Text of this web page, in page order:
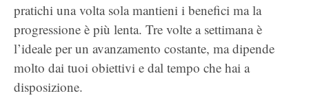
pratichi una volta sola mantieni i benefici ma la
progressione è più lenta. Tre volte a settimana è
l’ideale per un avanzamento costante, ma dipende
molto dai tuoi obiettivi e dal tempo che hai a
disposizione.